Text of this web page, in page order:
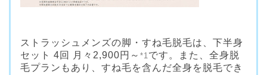
ストラッシュメンズの脚・すね毛脱毛は、下半身
セット 4回 月々2,900円～ *1です。また、全身脱
毛プランもあり、すね毛を含んだ全身を脱毛でき